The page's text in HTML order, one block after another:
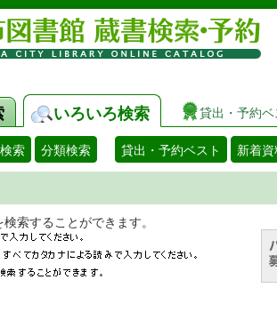
いろいろ検索 貸出・予約ベ
索 分類検索 貸出・予約ベスト 新着資
書を検索することができます。